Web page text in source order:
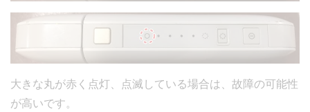
大きな丸が赤く点灯、点滅している場合は、故障の可能性
が高いです。